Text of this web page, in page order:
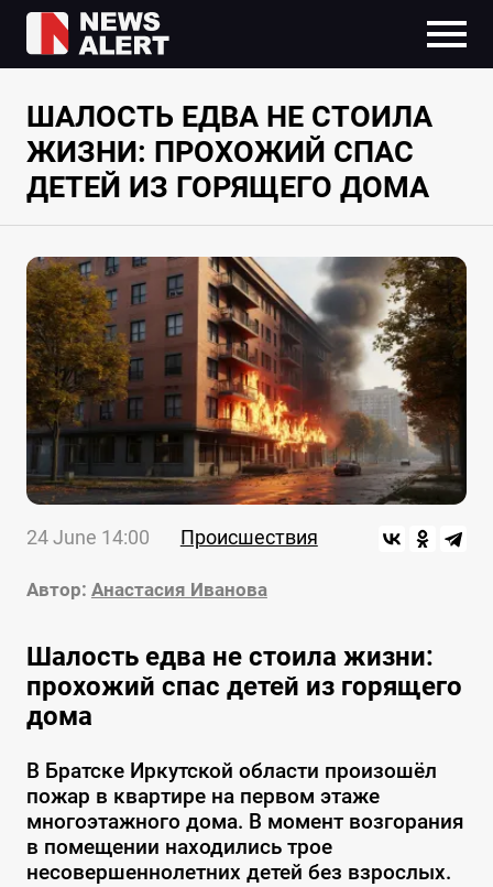
ШАЛОСТЬ ЕДВА НЕ СТОИЛА
ЖИЗНИ: ПРОХОЖИЙ СПАС
ДЕТЕЙ ИЗ ГОРЯЩЕГО ДОМА
24 June 14:00 Происшествия
Автор: Анастасия Иванова
Шалость едва не стоила жизни:
прохожий спас детей из горящего
дома
В Братске Иркутской области произошёл
пожар в квартире на первом этаже
многоэтажного дома. В момент возгорания
в помещении находились трое
несовершеннолетних детей без взрослых.